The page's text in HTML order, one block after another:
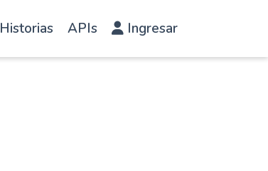
Historias APIs Ingresar